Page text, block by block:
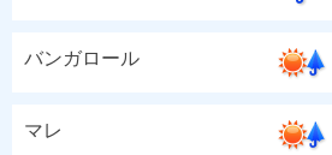
バンガロール
マレ